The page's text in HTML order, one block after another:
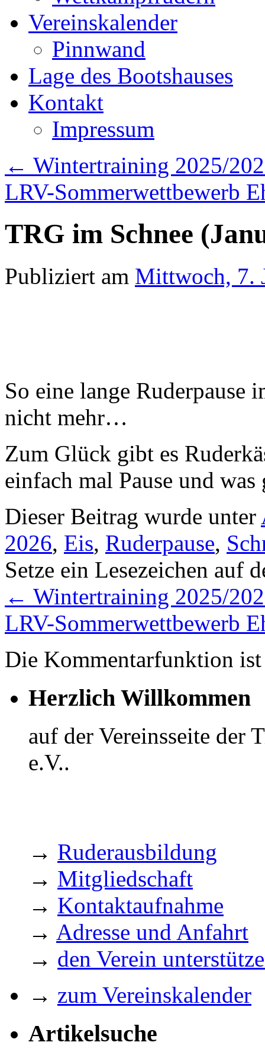
Vereinskalender
Pinnwand
Lage des Bootshauses
Kontakt
Impressum
← Wintertraining 2025/
LRV-Sommerwettbewerb
TRG im Schnee
Publiziert am Mittwoch, 7.
So eine lange Ruderpause
nicht mehr…
Zum Glück gibt es
einfach mal Pause und
Dieser Beitrag wurde unter
2026, Eis, Ruderpause,
Setze ein Lesezeichen auf
← Wintertraining 2025/
LRV-Sommerwettbewerb
Die Kommentarfunktion ist
Herzlich Willkommen
auf der Vereinsseite der
e.V..
→ Ruderausbildung
→ Mitgliedschaft
→ Kontaktaufnahme
→ Adresse und Anfahrt
→ den Verein
→ zum Vereinskalender
Artikelsuche